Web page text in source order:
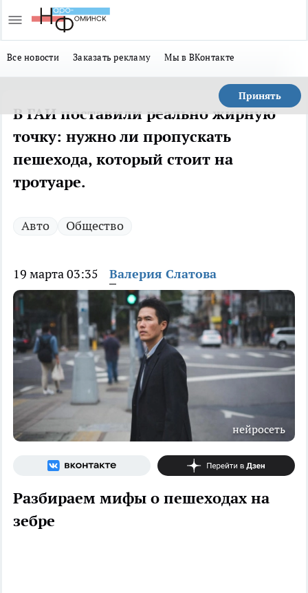
Все новости Заказать рекламу Мы в ВКонтакте
Принять
В ГАИ поставили реально жирную
точку: нужно ли пропускать
пешехода, который стоит на
тротуаре.
Авто Общество
19 марта 03:35 Валерия Слатова
нейросеть
Разбираем мифы о пешеходах на
зебре